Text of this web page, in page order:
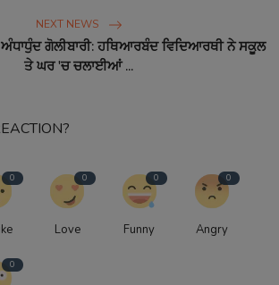
NEXT NEWS
ਗੋਲੀਬਾਰੀ: ਹਥਿਆਰਬੰਦ ਵਿਦਿਆਰਥੀ ਨੇ ਸਕੂਲ
ਤੇ ਘਰ 'ਚ ਚਲਾਈਆਂ ...
0 0
Love
0
Funny
0
Angry
0